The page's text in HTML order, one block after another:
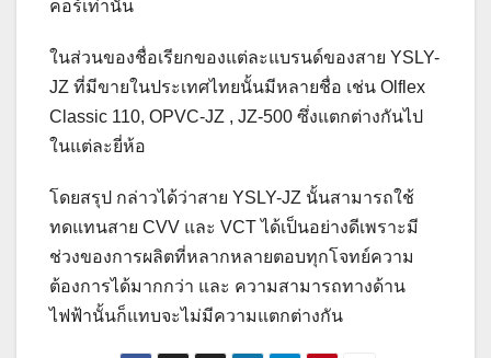
คอร์เท่านั้น
ในส่วนของชื่อเรียกของแต่ละแบรนด์ของสาย YSLY-
JZ ที่มีขายในประเทศไทยนั้นมีหลายชื่อ เช่น Olflex
Classic 110, OPVC-JZ , JZ-500 ซึ่งแตกต่างกันไป
ในแต่ละยี่ห้อ
โดยสรุป กล่าวได้ว่าสาย YSLY-JZ นั้นสามารถใช้
ทดแทนสาย CVV และ VCT ได้เป็นอย่างดีเพราะมี
ช่วงของการผลิตที่หลากหลายตอบทุกโจทย์ความ
ต้องการได้มากกว่า และ ความสามารถทางด้าน
ไฟฟ้านั้นก็แทบจะไม่มีความแตกต่างกัน